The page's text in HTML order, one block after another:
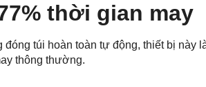
thời gian may
đóng túi hoàn toàn tự động, thiết bị này
thông thường.